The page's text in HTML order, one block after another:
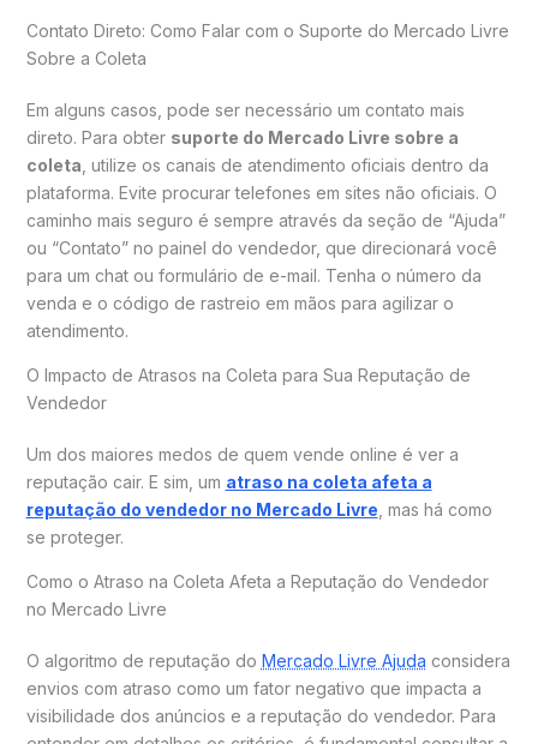
Contato Direto: Como Falar com o Suporte do Mercado Livre
Sobre a Coleta
Em alguns casos, pode ser necessário um contato mais
direto. Para obter suporte do Mercado Livre sobre a
coleta , utilize os canais de atendimento oficiais dentro da
plataforma. Evite procurar telefones em sites não oficiais. O
caminho mais seguro é sempre através da seção de “Ajuda”
ou “Contato” no painel do vendedor, que direcionará você
para um chat ou formulário de e-mail. Tenha o número da
venda e o código de rastreio em mãos para agilizar o
atendimento.
O Impacto de Atrasos na Coleta para Sua Reputação de
Vendedor
Um dos maiores medos de quem vende online é ver a
reputação cair. E sim, um atraso na coleta afeta a
reputação do vendedor no Mercado Livre , mas há como
se proteger.
Como o Atraso na Coleta Afeta a Reputação do Vendedor
no Mercado Livre
O algoritmo de reputação do Mercado Livre Ajuda considera
envios com atraso como um fator negativo que impacta a
visibilidade dos anúncios e a reputação do vendedor. Para